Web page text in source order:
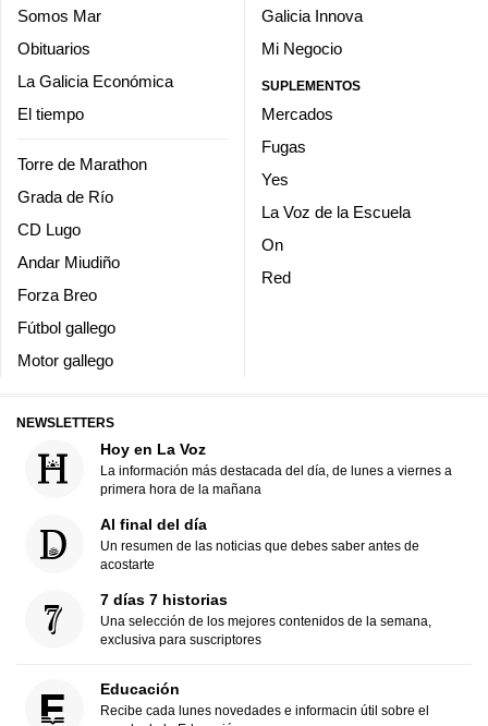
Somos Mar
Obituarios
La Galicia Económica
El tiempo
Torre de Marathon
Grada de Río
CD Lugo
Andar Miudiño
Forza Breo
Fútbol gallego
Motor gallego
Galicia Innova
Mi Negocio
SUPLEMENTOS
Mercados
Fugas
Yes
La Voz de la Escuela
On
Red
NEWSLETTERS
Hoy en La Voz
La información más destacada del día, de lunes a viernes a
primera hora de la mañana
Al final del día
Un resumen de las noticias que debes saber antes de
acostarte
7 días 7 historias
Una selección de los mejores contenidos de la semana,
exclusiva para suscriptores
Educación
Recibe cada lunes novedades e informacin útil sobre el